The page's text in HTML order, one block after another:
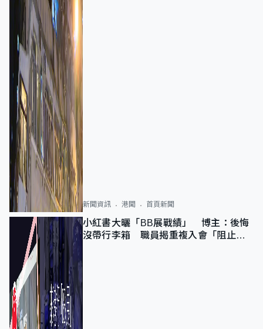
新聞資訊 港聞 首頁新聞
小紅書大曬「BB展戰績」 博主：後悔
沒帶行李箱 職員揭重複入會「阻止唔